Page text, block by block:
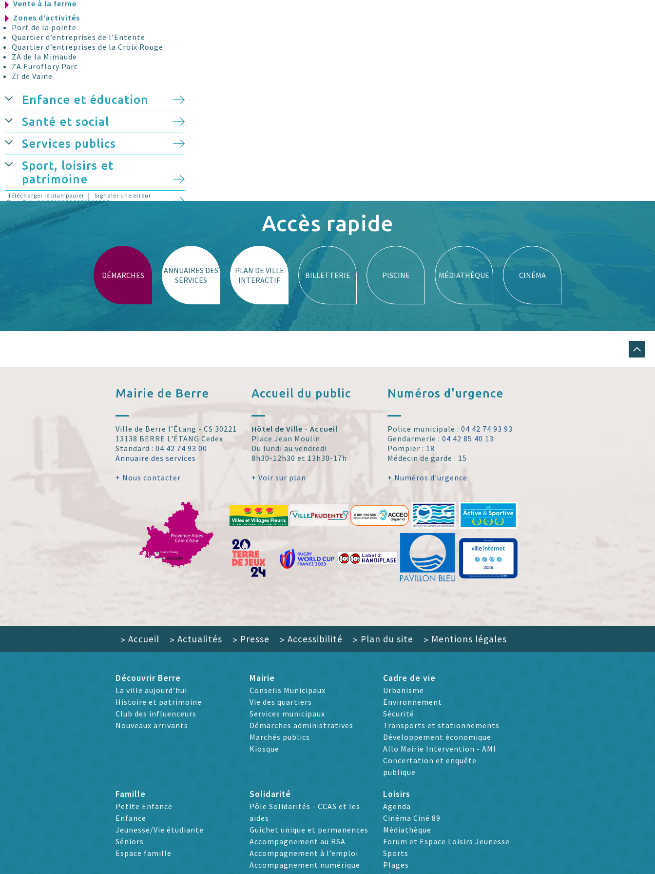
Vente à la ferme
Zones d’activités
Port de la pointe
Quartier d’entreprises de l’Entente
Quartier d’entreprises de la Croix Rouge
ZA de la Mimaude
ZA Euroflory Parc
ZI de Vaïne
Enfance et éducation
Santé et social
Services publics
Sport, loisirs et
patrimoine
Stationnement
Trouver un lieu
Télécharger le plan papier | Signaler une erreur
Accès rapide
DÉMARCHES
ANNUAIRES DES
SERVICES
PLAN DE VILLE
INTERACTIF
BILLETTERIE PISCINE MÉDIATHÈQUE CINÉMA
Mairie de Berre
Ville de Berre l’Étang - CS 30221
13138 BERRE L'ÉTANG Cedex
Standard :04 42 74 93 00
Annuaire des services
+ Nous contacter
Accueil du public
Hôtel de Ville - Accueil
Place Jean Moulin
Du lundi au vendredi
8h30-12h30 et 13h30-17h
+ Voir sur plan
Numéros d'urgence
Police municipale :04 42 74 93 93
Gendarmerie :04 42 85 40 13
Pompier : 18
Médecin de garde : 15
+ Numéros d'urgence
> Accueil > Actualités > Presse > Accessibilité > Plan du site > Mentions légales
Découvrir Berre
La ville aujourd’hui
Histoire et patrimoine
Club des influenceurs
Nouveaux arrivants
Mairie
Conseils Municipaux
Vie des quartiers
Services municipaux
Démarches administratives
Marchés publics
Kiosque
Cadre de vie
Urbanisme
Environnement
Sécurité
Transports et stationnements
Développement économique
Allo Mairie Intervention - AMI
Concertation et enquête
publique
Famille
Petite Enfance
Enfance
Jeunesse/Vie étudiante
Séniors
Espace famille
Solidarité
Pôle Solidarités - CCAS et les
aides
Guichet unique et permanences
Accompagnement au RSA
Accompagnement à l’emploi
Accompagnement numérique
Loisirs
Agenda
Cinéma Ciné 89
Médiathèque
Forum et Espace Loisirs Jeunesse
Sports
Plages